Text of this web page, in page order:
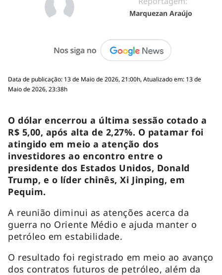
Marquezan Araújo
Data de publicação: 13 de Maio de 2026, 21:00h, Atualizado em: 13 de
Maio de 2026, 23:38h
O dólar encerrou a última sessão cotado a
R$ 5,00, após alta de 2,27%. O patamar foi
atingido em meio a atenção dos
investidores ao encontro entre o
presidente dos Estados Unidos, Donald
Trump, e o líder chinês, Xi Jinping, em
Pequim.
A reunião diminui as atenções acerca da
guerra no Oriente Médio e ajuda manter o
petróleo em estabilidade.
O resultado foi registrado em meio ao avanço
dos contratos futuros de petróleo, além da